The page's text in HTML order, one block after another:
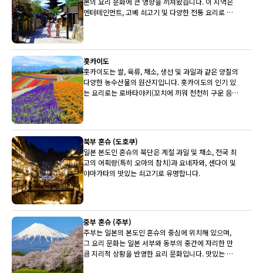
엔터테인먼트, 고베 쇠고기 및 다양한 전통 요리로 유
홋카이도
홋카이도는 쌀, 육류, 채소, 생선 및 과일과 같은 양질의
다양한 농수산물의 원산지입니다. 홋카이도의 인기 있
는 요리로는 로바타야키(꼬치에 끼워 천천히 구운 음
북부 혼슈 (도호쿠)
일본 본도인 혼슈의 북단은 계절 과일 및 채소, 전국 최
고의 어획량(특히 오마의 참치)과 요네자와, 센다이 및
야마가타의 맛있는 쇠고기로 유명합니다.
중부 혼슈 (주부)
주부는 일본의 본도인 혼슈의 중심에 위치해 있으며,
그 요리 문화는 일본 서부와 동부의 중간에 자리한 만
큼 지리적 상황을 반영한 요리 문화입니다. 맛있는 히